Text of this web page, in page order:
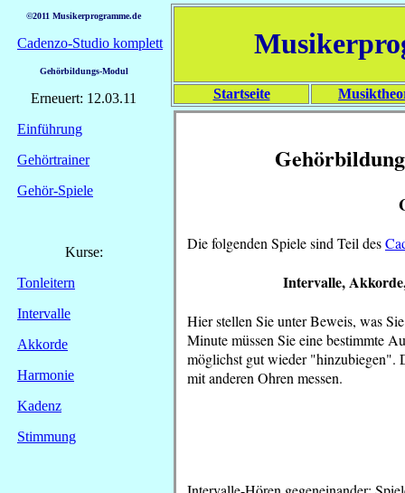
©2011 Musikerprogramme.de
Cadenzo-Studio komplett
Gehörbildungs-Modul
Erneuert: 12.03.11
Einführung
Gehörtrainer
Gehör-Spiele
Kurse:
Tonleitern
Intervalle
Akkorde
Harmonie
Kadenz
Stimmung
Startseite
Die folgenden Spiele sind Teil des
Intervalle,
Hier stellen Sie unter Beweis, was
Minute müssen Sie eine bestimmte
möglichst gut wieder "hinzubiegen".
mit anderen Ohren messen.